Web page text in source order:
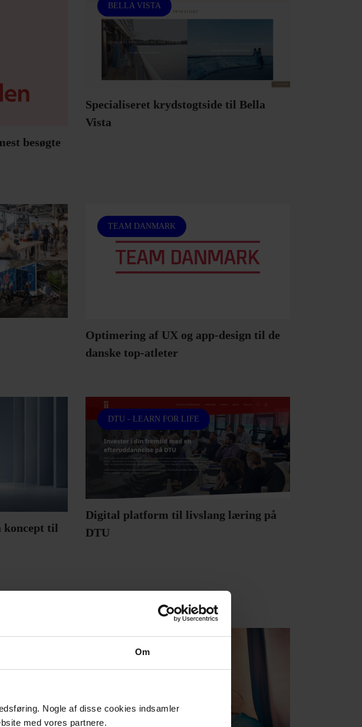
Om
Nogle af disse cookies indsamler
med vores partnere.
besøgte
BELLA VISTA
Specialiseret krydstogtside til Bella
Vista
TEAM DANMARK
Optimering af UX og app-design til de
danske top-atleter
koncept til
DTU - LEARN FOR LIFE
Digital platform til livslang læring på
DTU
LAIKA 13